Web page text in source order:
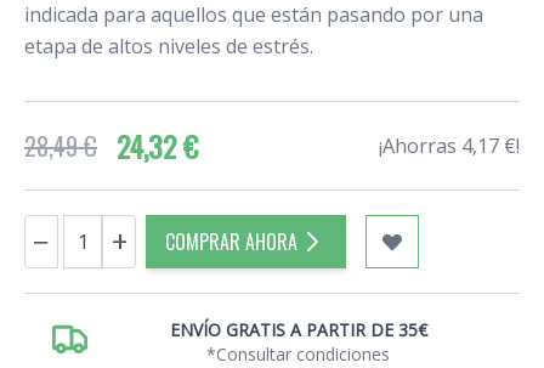
indicada para aquellos que están pasando por una
etapa de altos niveles de estrés.
28,49 € 24,32 € ¡Ahorras 4,17 €!
Cantidad
− + COMPRAR AHORA
ENVÍO GRATIS A PARTIR DE 35€
*Consultar condiciones